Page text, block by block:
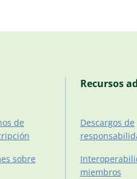
de
sobre
Recursos
Descargos de
miembros